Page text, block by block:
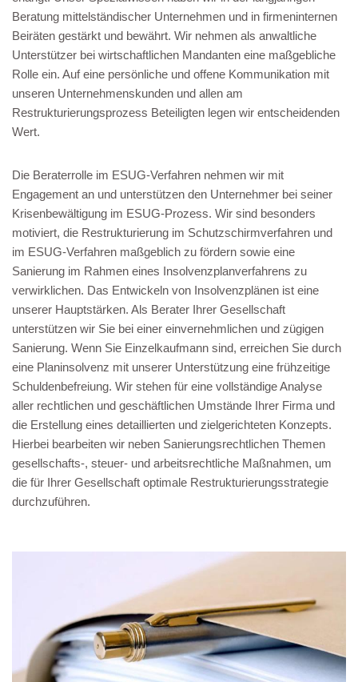
Beratung mittelständischer Unternehmen und in firmeninternen
Beiräten gestärkt und bewährt. Wir nehmen als anwaltliche
Unterstützer bei wirtschaftlichen Mandanten eine maßgebliche
Rolle ein. Auf eine persönliche und offene Kommunikation mit
unseren Unternehmenskunden und allen am
Restrukturierungsprozess Beteiligten legen wir entscheidenden
Wert.
Die Beraterrolle im ESUG-Verfahren nehmen wir mit
Engagement an und unterstützen den Unternehmer bei seiner
Krisenbewältigung im ESUG-Prozess. Wir sind besonders
motiviert, die Restrukturierung im Schutzschirmverfahren und
im ESUG-Verfahren maßgeblich zu fördern sowie eine
Sanierung im Rahmen eines Insolvenzplanverfahrens zu
verwirklichen. Das Entwickeln von Insolvenzplänen ist eine
unserer Hauptstärken. Als Berater Ihrer Gesellschaft
unterstützen wir Sie bei einer einvernehmlichen und zügigen
Sanierung. Wenn Sie Einzelkaufmann sind, erreichen Sie durch
eine Planinsolvenz mit unserer Unterstützung eine frühzeitige
Schuldenbefreiung. Wir stehen für eine vollständige Analyse
aller rechtlichen und geschäftlichen Umstände Ihrer Firma und
die Erstellung eines detaillierten und zielgerichteten Konzepts.
Hierbei bearbeiten wir neben Sanierungsrechtlichen Themen
gesellschafts-, steuer- und arbeitsrechtliche Maßnahmen, um
die für Ihrer Gesellschaft optimale Restrukturierungsstrategie
durchzuführen.